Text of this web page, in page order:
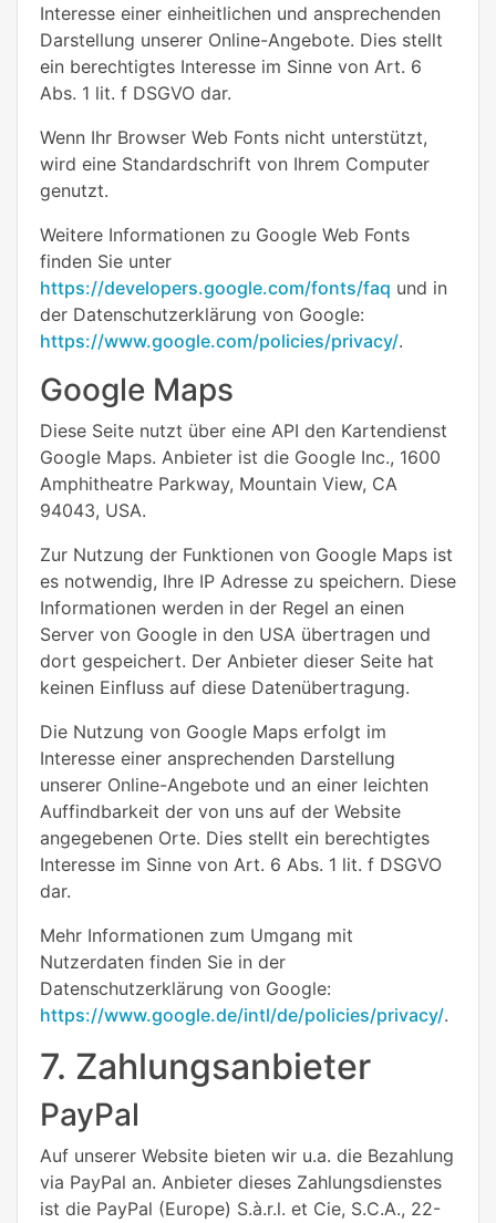
Interesse einer einheitlichen und ansprechenden
Darstellung unserer Online-Angebote. Dies stellt
ein berechtigtes Interesse im Sinne von Art. 6
Abs. 1 lit. f DSGVO dar.
Wenn Ihr Browser Web Fonts nicht unterstützt,
wird eine Standardschrift von Ihrem Computer
genutzt.
Weitere Informationen zu Google Web Fonts
finden Sie unter
https://developers.google.com/fonts/faq und in
der Datenschutzerklärung von Google:
https://www.google.com/policies/privacy/.
Google Maps
Diese Seite nutzt über eine API den Kartendienst
Google Maps. Anbieter ist die Google Inc., 1600
Amphitheatre Parkway, Mountain View, CA
94043, USA.
Zur Nutzung der Funktionen von Google Maps ist
es notwendig, Ihre IP Adresse zu speichern. Diese
Informationen werden in der Regel an einen
Server von Google in den USA übertragen und
dort gespeichert. Der Anbieter dieser Seite hat
keinen Einfluss auf diese Datenübertragung.
Die Nutzung von Google Maps erfolgt im
Interesse einer ansprechenden Darstellung
unserer Online-Angebote und an einer leichten
Auffindbarkeit der von uns auf der Website
angegebenen Orte. Dies stellt ein berechtigtes
Interesse im Sinne von Art. 6 Abs. 1 lit. f DSGVO
dar.
Mehr Informationen zum Umgang mit
Nutzerdaten finden Sie in der
Datenschutzerklärung von Google:
https://www.google.de/intl/de/policies/privacy/.
7. Zahlungsanbieter
PayPal
Auf unserer Website bieten wir u.a. die Bezahlung
via PayPal an. Anbieter dieses Zahlungsdienstes
ist die PayPal (Europe) S.à.r.l. et Cie, S.C.A., 22-